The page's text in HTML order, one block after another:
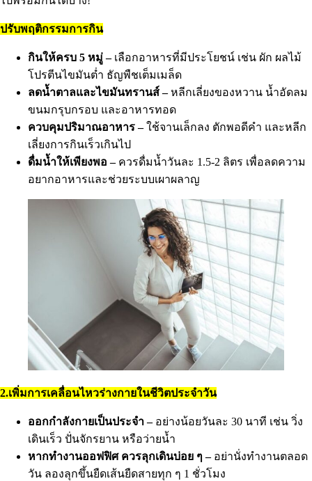
ปรับพฤติกรรมการกิน
กินให้ครบ 5 หมู่ – เลือกอาหารที่มีประโยชน์ เช่น ผัก ผลไม้
โปรตีนไขมันต่ำ ธัญพืชเต็มเมล็ด
ลดน้ำตาลและไขมันทรานส์ –หลีกเลี่ยงของหวาน น้ำอัดลม
ขนมกรุบกรอบ และอาหารทอด
ควบคุมปริมาณอาหาร –ใช้จานเล็กลง ตักพอดีคำ และหลีก
เลี่ยงการกินเร็วเกินไป
ดื่มน้ำให้เพียงพอ –ควรดื่มน้ำวันละ 1.5-2 ลิตร เพื่อลดความ
อยากอาหารและช่วยระบบเผาผลาญ
2.เพิ่มการเคลื่อนไหวร่างกายในชีวิตประจำวัน
ออกกำลังกายเป็นประจำ – อย่างน้อยวันละ 30 นาที เช่น วิ่ง
เดินเร็ว ปั่นจักรยาน หรือว่ายน้ำ
หากทำงานออฟฟิศ ควรลุกเดินบ่อย ๆ –อย่านั่งทำงานตลอด
วัน ลองลุกขึ้นยืดเส้นยืดสายทุก ๆ 1 ชั่วโมง